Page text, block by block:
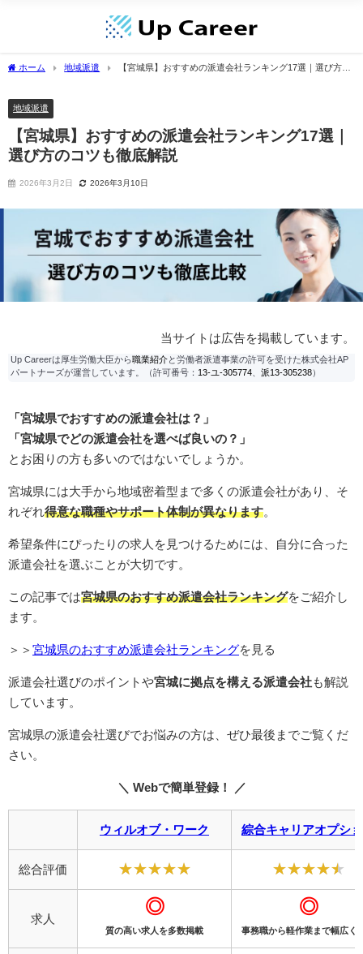
ホーム 地域派遣
【宮城県】おすすめの派遣会社ランキング17選｜選び方の
地域派遣
【宮城県】おすすめの派遣会社ランキング17選｜
選び方のコツも徹底解説
2026年3月2日 2026年3月10日
当サイトは広告を掲載しています。
Up Careerは厚生労働大臣から職業紹介と労働者派遣事業の許可を受けた株式会社AP
パートナーズが運営しています。（許可番号： 13-ユ-305774 派13-305238）
「宮城県でおすすめの派遣会社は？」
「宮城県でどの派遣会社を選べば良いの？」
とお困りの方も多いのではないでしょうか。
宮城県には大手から地域密着型まで多くの派遣会社があり、そ
れぞれ得意な職種やサポート体制が異なります。
希望条件にぴったりの求人を見つけるためには、自分に合った
派遣会社を選ぶことが大切です。
この記事では宮城県のおすすめ派遣会社ランキングをご紹介し
ます。
＞＞ 宮城県のおすすめ派遣会社ランキングを見る
派遣会社選びのポイントや宮城に拠点を構える派遣会社 も解説
しています。
宮城県の派遣会社選びでお悩みの方は、ぜひ最後までご覧くだ
さい。
＼ Webで簡単登録！ ／
ウィルオブ・ワーク 綜合キャリアオプシ
総合評価
求人
◎
質の高い求人を多数掲載
◎
事務職から軽作業まで幅広く